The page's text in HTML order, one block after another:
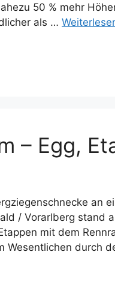
50 % mehr
als …
– Egg,
an
/ Vorarlberg stand
mit dem
Wesentlichen durch